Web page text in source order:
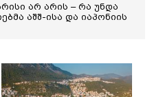
არ არის – რა უნდა
აშშ-ისა და იაპონიის